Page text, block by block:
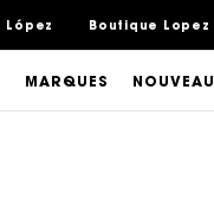
López Boutique Lopez
MARQUES NOUVEAU